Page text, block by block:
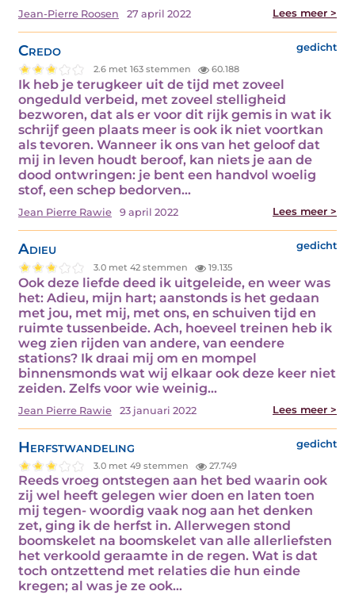
Jean-Pierre Roosen 27 april 2022 Lees meer >
Credo gedicht
2.6 met 163 stemmen 60.188
Ik heb je terugkeer uit de tijd met zoveel
ongeduld verbeid, met zoveel stelligheid
bezworen, dat als er voor dit rijk gemis in wat ik
schrijf geen plaats meer is ook ik niet voortkan
als tevoren. Wanneer ik ons van het geloof dat
mij in leven houdt beroof, kan niets je aan de
dood ontwringen: je bent een handvol woelig
stof, een schep bedorven…
Jean Pierre Rawie 9 april 2022 Lees meer >
Adieu gedicht
3.0 met 42 stemmen 19.135
Ook deze liefde deed ik uitgeleide, en weer was
het: Adieu, mijn hart; aanstonds is het gedaan
met jou, met mij, met ons, en schuiven tijd en
ruimte tussenbeide. Ach, hoeveel treinen heb ik
weg zien rijden van andere, van eendere
stations? Ik draai mij om en mompel
binnensmonds wat wij elkaar ook deze keer niet
zeiden. Zelfs voor wie weinig…
Jean Pierre Rawie 23 januari 2022 Lees meer >
Herfstwandeling gedicht
3.0 met 49 stemmen 27.749
Reeds vroeg ontstegen aan het bed waarin ook
zij wel heeft gelegen wier doen en laten toen
mij tegen- woordig vaak nog aan het denken
zet, ging ik de herfst in. Allerwegen stond
boomskelet na boomskelet van alle allerliefsten
het verkoold geraamte in de regen. Wat is dat
toch ontzettend met relaties die hun einde
kregen; al was je ze ook…